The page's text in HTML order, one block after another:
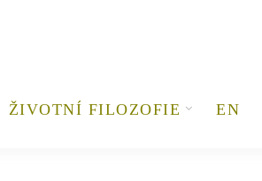
ŽIVOTNÍ FILOZOFIE EN